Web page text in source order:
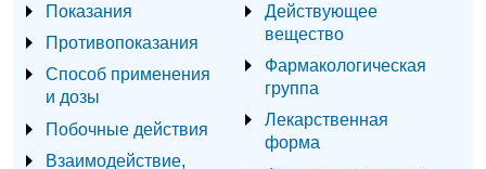
Показания
Противопоказания
Способ применения
и дозы
Побочные действия
Взаимодействие,
Действующее
вещество
Фармакологическая
группа
Лекарственная
форма